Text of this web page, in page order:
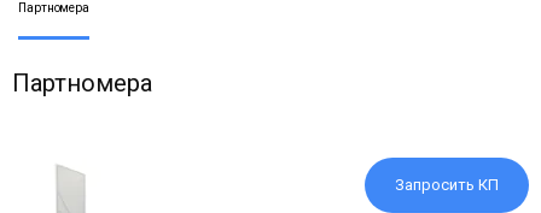
Партномера
Партномера
Запросить КП